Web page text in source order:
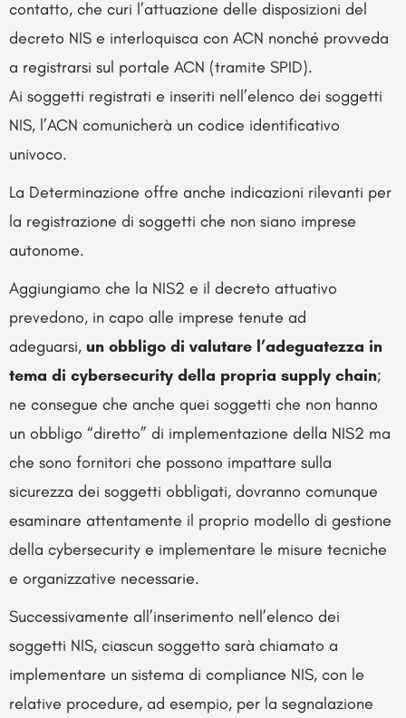
contatto, che curi l’attuazione delle disposizioni del
decreto NIS e interloquisca con ACN nonché provveda
a registrarsi sul portale ACN (tramite SPID).
Ai soggetti registrati e inseriti nell’elenco dei soggetti
NIS, l’ACN comunicherà un codice identificativo
univoco.
La Determinazione offre anche indicazioni rilevanti per
la registrazione di soggetti che non siano imprese
autonome.
Aggiungiamo che la NIS2 e il decreto attuativo
prevedono, in capo alle imprese tenute ad
adeguarsi, un obbligo di valutare l’adeguatezza in
tema di cybersecurity della propria supply chain;
ne consegue che anche quei soggetti che non hanno
un obbligo “diretto” di implementazione della NIS2 ma
che sono fornitori che possono impattare sulla
sicurezza dei soggetti obbligati, dovranno comunque
esaminare attentamente il proprio modello di gestione
della cybersecurity e implementare le misure tecniche
e organizzative necessarie.
Successivamente all’inserimento nell’elenco dei
soggetti NIS, ciascun soggetto sarà chiamato a
implementare un sistema di compliance NIS, con le
relative procedure, ad esempio, per la segnalazione